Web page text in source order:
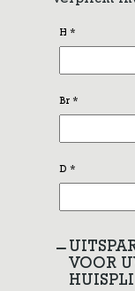
H *
Br *
D *
VOOR